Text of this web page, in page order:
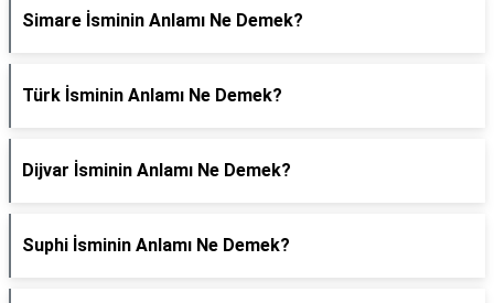
Simare İsminin Anlamı Ne Demek?
Türk İsminin Anlamı Ne Demek?
Dijvar İsminin Anlamı Ne Demek?
Suphi İsminin Anlamı Ne Demek?